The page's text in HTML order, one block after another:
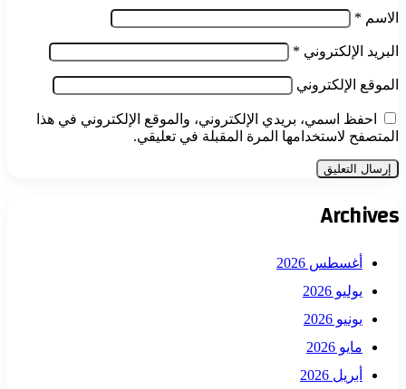
الاسم *
البريد الإلكتروني *
الموقع الإلكتروني
احفظ اسمي، بريدي الإلكتروني، والموقع الإلكتروني في هذا
المتصفح لاستخدامها المرة المقبلة في تعليقي.
Archives
أغسطس 2026
يوليو 2026
يونيو 2026
مايو 2026
أبريل 2026